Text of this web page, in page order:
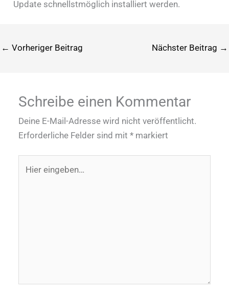
Update schnellstmöglich installiert werden.
← Vorheriger Beitrag Nächster Beitrag →
Schreibe einen Kommentar
Deine E-Mail-Adresse wird nicht veröffentlicht.
Erforderliche Felder sind mit* markiert
eingeben…